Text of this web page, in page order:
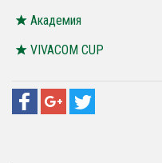
Академия
VIVACOM CUP